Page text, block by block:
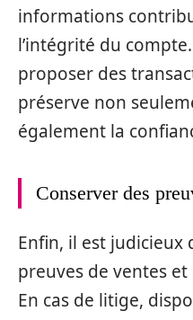
informations
l’intégrité du
proposer des
préserve non
également la
Conserver des
Enfin, il est judicieux
preuves de ventes
En cas de litige,